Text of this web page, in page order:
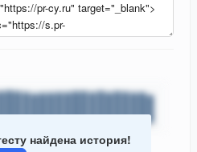
найдена история!